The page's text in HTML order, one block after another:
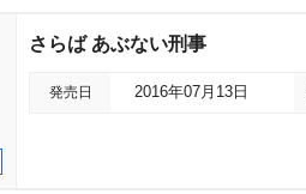
さらば あぶない刑事
発売日 2016年07月13日